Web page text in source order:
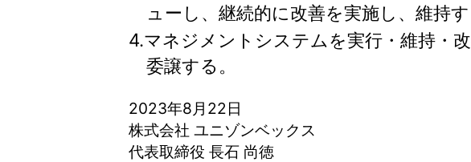
ューし、継続的に改善を実施し、維持す
4.マネジメントシステムを実行・維持・
委譲する。
2023年8月22日
株式会社 ユニゾンベックス
代表取締役 長石 尚徳